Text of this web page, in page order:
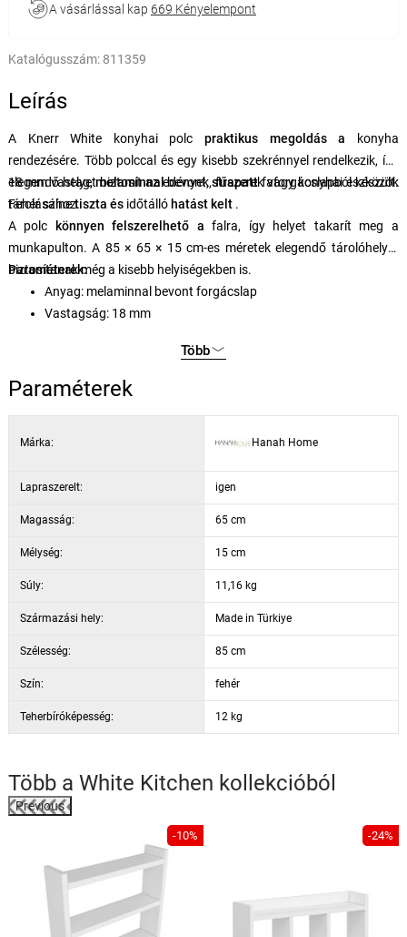
A vásárlással kap 669 Kényelempont
Katalógusszám: 811359
Leírás
A Knerr White konyhai polc praktikus megoldás a konyha
rendezésére. Több polccal és egy kisebb szekrénnyel rendelkezik, így
elegendő helyet biztosít az edények, fűszerek vagy konyhai eszközök
tárolásához.
18 mm vastag,melaminnalbevont,strapattfaforgácslapból készült.
Fehér színetiszta és időtállóhatást kelt .
A polc könnyen felszerelhető a falra, így helyet takarít meg a
munkapulton. A 85 × 65 × 15 cm-es méretek elegendő tárolóhelyet
biztosítanak még a kisebb helyiségekben is.
Paraméterek:
Anyag: melaminnal bevont forgácslap
Vastagság: 18 mm
Több
Paraméterek
Márka: Hanah Home
Lapraszerelt: igen
Magasság: 65 cm
Mélység: 15 cm
Súly: 11,16 kg
Származási hely: Made in Türkiye
Szélesség: 85 cm
Szín: fehér
Teherbíróképesség: 12 kg
Több a White Kitchen kollekcióból
Previous
-10% -24%